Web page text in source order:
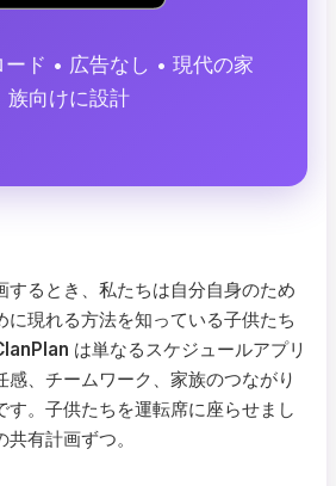
ド • 広告なし • 現代の家
族向けに設計
するとき、私たちは自分自身のため
に現れる方法を知っている子供たち
は単なるスケジュールアプリ
感、チームワーク、家族のつながり
す。子供たちを運転席に座らせまし
有計画ずつ。